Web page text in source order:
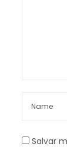
Salvar